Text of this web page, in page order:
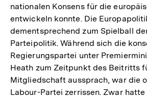
nationalen Konsens für die
entwickeln konnte. Die
dementsprechend zum Spielball
Parteipolitik. Während sich die
Regierungspartei unter
Heath zum Zeitpunkt des Beitritts
Mitgliedschaft aussprach, war die
Labour-Partei zerrissen. Zwar